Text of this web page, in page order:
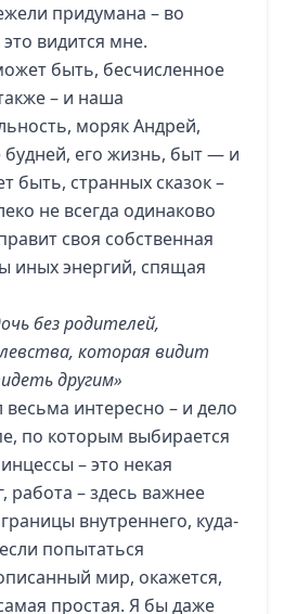
придумана – во
видится мне.
быть, бесчисленное
– и наша
моряк Андрей,
его жизнь, быт — и
быть, странных сказок –
не всегда одинаково
своя собственная
иных энергий, спящая
без родителей,
которая видит
другим»
интересно – и дело
по которым выбирается
– это некая
работа – здесь важнее
внутреннего, куда-
попытаться
мир, окажется,
простая. Я бы даже